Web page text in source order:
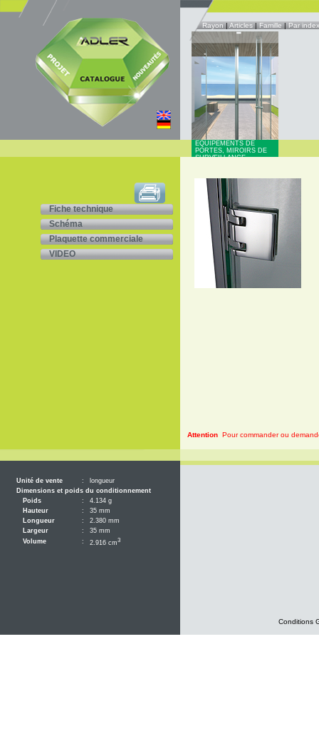
Rayon|Articles|Famille|Par index
Fiche technique
Schéma
Plaquette commerciale
VIDEO
Unité de vente :
longueur
Dimensions et poids du conditionnement
Poids
:
4.134 g
Hauteur
:
35 mm
Longueur
:
2.380 mm
Largeur
:
35 mm
Volume
: 2.916 cm3
EQUIPEMENTS DE
PORTES, MIROIRS DE
SURVEILLANCE
Attention Pour commander ou
Conditions